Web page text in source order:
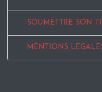
SOUMETTRE SON
MENTIONS